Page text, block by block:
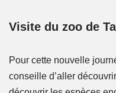
Visite du zoo de
Pour cette nouvelle
conseille d’aller